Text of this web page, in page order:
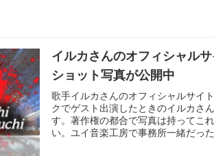
イルカさんのオフィシャル
ショット写真が公開中
歌手イルカさんのオフィシャルサイ
クでゲスト出演したときのイルカさ
す。著作権の都合で写真は持ってこ
い。ユイ音楽工房で事務所一緒だった